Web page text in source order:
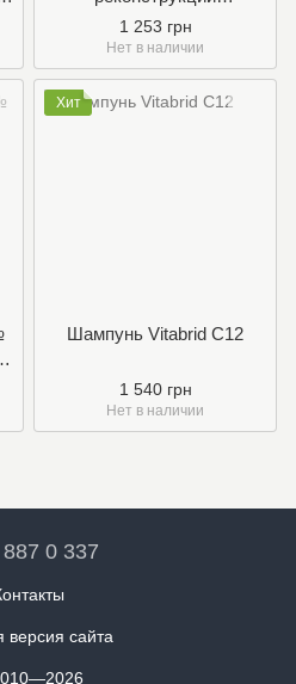
поврежденных,
безжизненных волос 7/S
1 253 грн
Нет в наличии
Хит
Шампунь Vitabrid C12
1 540 грн
Нет в наличии
0 337
версия сайта